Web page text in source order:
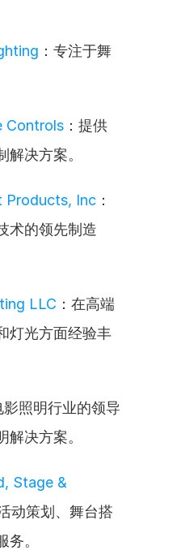
：专注于舞
Controls ：提供
决方案。
Products, Inc ：
术的领先制造
LLC ：在高端
灯光方面经验丰
影照明行业的领导
决方案。
Stage &
动策划、舞台搭
。